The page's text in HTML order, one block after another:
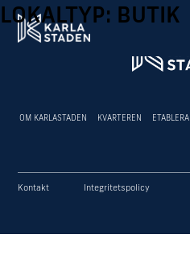
LOKALTYP: BUTIK
OM KARLASTADEN KVARTEREN ETABLERA
Kontakt Integritetspolicy